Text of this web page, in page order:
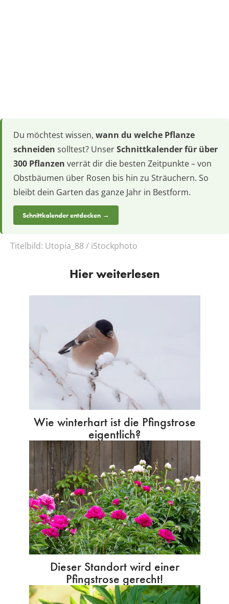
Du möchtest wissen, wann du welche Pflanze
schneiden solltest? UnserSchnittkalender für über
300 Pflanzen verrät dir die besten Zeitpunkte – von
Obstbäumen über Rosen bis hin zu Sträuchern. So
bleibt dein Garten das ganze Jahr in Bestform.
Schnittkalender entdecken →
Titelbild: Utopia_88 / iStockphoto
Hier weiterlesen
Wie winterhart ist die Pfingstrose
eigentlich?
Dieser Standort wird einer
Pfingstrose gerecht!